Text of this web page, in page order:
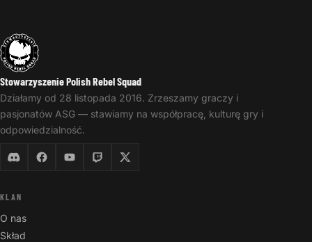
Stowarzyszenie Polish Rebel Squad
Działamy od 28 listopada 2016. Zrzeszamy graczy i
pasjonatów ASG — stawiamy na współpracę, kulturę gry i
odpowiedzialność.
KLAN
O nas
Skład